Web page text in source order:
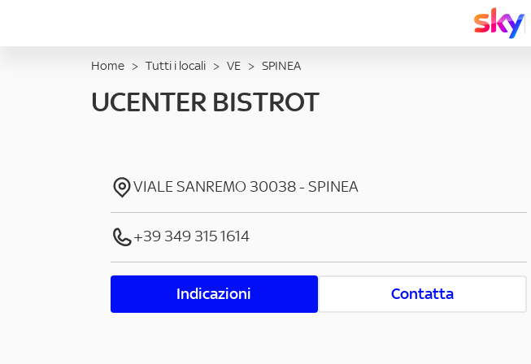
Home > Tutti i locali > VE > SPINEA
UCENTER BISTROT
VIALE SANREMO 30038- SPINEA
+39 349 315 1614
Indicazioni Contatta